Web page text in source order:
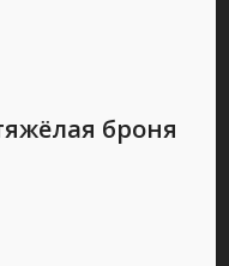
броня